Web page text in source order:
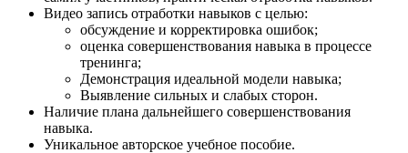
Видео запись отработки навыков с целью:
обсуждение и корректировка ошибок;
оценка совершенствования навыка в процессе
тренинга;
Демонстрация идеальной модели навыка;
Выявление сильных и слабых сторон.
Наличие плана дальнейшего совершенствования
навыка.
Уникальное авторское учебное пособие.